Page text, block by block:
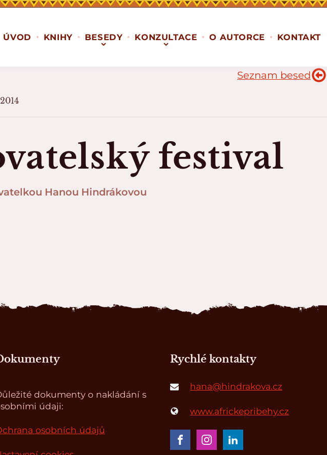
ÚVOD KNIHY BESEDY KONZULTACE O AUTORCE KONTAKT
Seznam besed
Hanou Hindrákovou
festival
2014
dokumenty o nakládání s
údaji:
osobních údajů
Rychlé kontakty
hana@hindrakova.cz
www.africkepribehy.cz